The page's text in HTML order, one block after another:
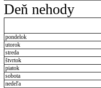
Deň nehody
pondelok
utorok
streda
štvrtok
piatok
sobota
nedeľa